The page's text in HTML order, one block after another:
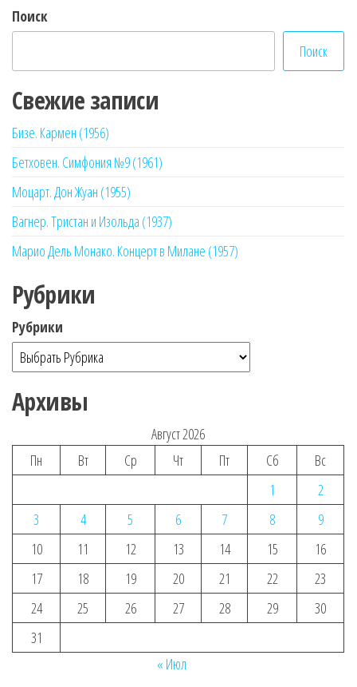
Поиск
Поиск
Свежие записи
Бизе. Кармен (1956)
Бетховен. Симфония №9 (1961)
Моцарт. Дон Жуан (1955)
Вагнер. Тристан и Изольда (1937)
Марио Дель Монако. Концерт в Милане (1957)
Рубрики
Рубрики
Архивы
Август 2026
Пн
Вт Ср Чт Пт Сб
Вс
1
2
3
4 5 6 7 8
9
10
11 12 13 14 15
16
17
18 19 20 21 22
23
24
25 26 27 28 29
30
31
« Июл